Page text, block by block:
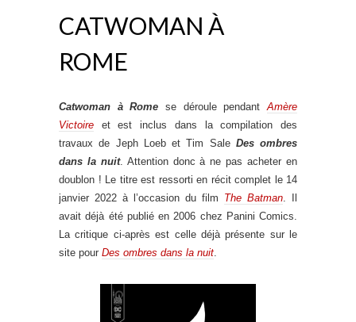
CATWOMAN À
ROME
Catwoman à Rome se déroule pendantAmère
Victoire et est inclus dans la compilation des
travaux de Jeph Loeb et Tim Sale Des ombres
dans la nuit. Attention donc à ne pas acheter en
doublon ! Le titre est ressorti en récit complet le 14
janvier 2022 à l’occasion du film The Batman. Il
avait déjà été publié en 2006 chez Panini Comics.
La critique ci-après est celle déjà présente sur le
site pour Des ombres dans la nuit.